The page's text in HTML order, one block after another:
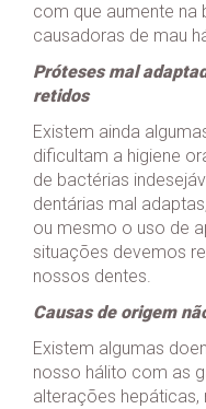
com que aumente
causadoras de mau
Próteses mal
retidos
Existem ainda
dificultam a higiene
de bactérias
dentárias mal
ou mesmo o uso de
situações devemos
nossos dentes.
Causas de origem
Existem algumas
nosso hálito com as
alterações hepáticas,